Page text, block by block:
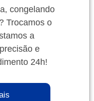
congelando
Trocamos o
a
e
24h!